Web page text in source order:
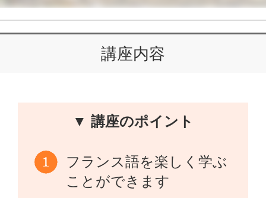
講座内容
▼ 講座のポイント
フランス語を楽しく学ぶ
ことができます